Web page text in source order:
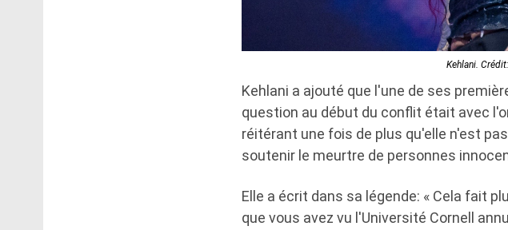
Kehlani.
Kehlani a ajouté que l'une de ses
question au début du conflit était avec
réitérant une fois de plus qu'elle n'est
soutenir le meurtre de personnes
Elle a écrit dans sa légende: « Cela fait
que vous avez vu l'Université Cornell